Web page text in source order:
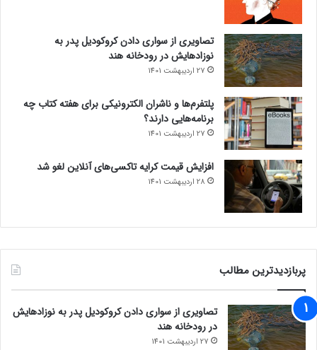
تصاویری از سواری دادن کروکودیل پدر به
نوزادهایش در رودخانه هند
27 اردیبهشت 1401
پلتفرم‌ها و ناشران الکترونیکی برای هفته کتاب چه
برنامه‌هایی دارند؟
27 اردیبهشت 1401
افزایش قیمت کرایه تاکسی‌های آنلاین لغو شد
28 اردیبهشت 1401
پربازدیدترین مطالب
تصاویری از سواری دادن کروکودیل پدر به نوزادهایش
در رودخانه هند
27 اردیبهشت 1401